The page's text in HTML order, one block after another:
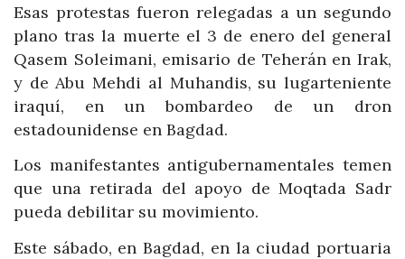
Esas protestas fueron relegadas a un segundo
plano tras la muerte el 3 de enero del general
Qasem Soleimani, emisario de Teherán en Irak,
y de Abu Mehdi al Muhandis, su lugarteniente
iraquí, en un bombardeo de un dron
estadounidense en Bagdad.
Los manifestantes antigubernamentales temen
que una retirada del apoyo de Moqtada Sadr
pueda debilitar su movimiento.
Este sábado, en Bagdad, en la ciudad portuaria